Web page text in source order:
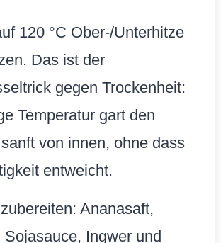
120 °C Ober-/Unterhitze
Das ist der
gegen Trockenheit:
Temperatur gart den
von innen, ohne dass
entweicht.
Ananasaft,
Sojasauce, Ingwer und